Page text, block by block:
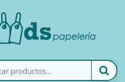
My Goods es tu papelería
online de confianza. Podrás